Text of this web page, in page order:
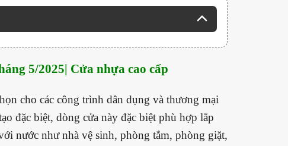
5/2025| Cửa nhựa cao cấp
cho các công trình dân dụng và thương mại
đặc biệt, dòng cửa này đặc biệt phù hợp lắp
nước như nhà vệ sinh, phòng tắm, phòng giặt,